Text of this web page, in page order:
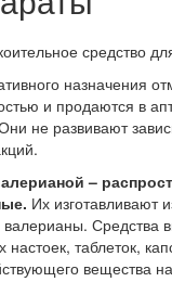
назначения
и продаются в
не развивают
–
Их изготавливают
валерианы. Средства
настоек, таблеток,
вещества